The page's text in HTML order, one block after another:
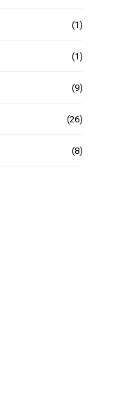
(1)
(1)
(9)
(26)
(8)